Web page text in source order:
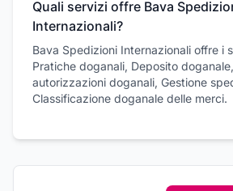
Quali servizi offre Bava
Internazionali?
Bava Spedizioni Internazionali offre i
Pratiche doganali, Deposito
autorizzazioni doganali, Gestione
Classificazione doganale delle merci.